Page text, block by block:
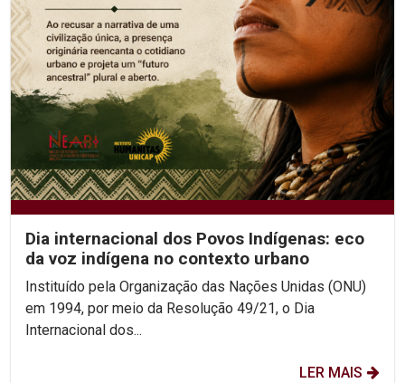
Dia internacional dos Povos Indígenas: eco
da voz indígena no contexto urbano
Instituído pela Organização das Nações Unidas (ONU)
em 1994, por meio da Resolução 49/21, o Dia
Internacional dos...
LER MAIS